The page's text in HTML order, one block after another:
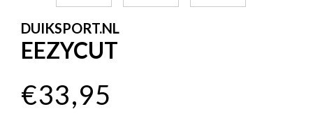
DUIKSPORT.NL
EEZYCUT
€33,95